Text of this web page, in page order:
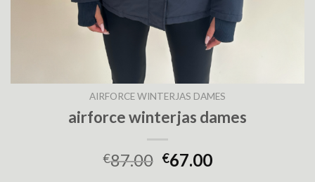
AIRFORCE WINTERJAS DAMES
airforce winterjas dames
€87.00 €67.00